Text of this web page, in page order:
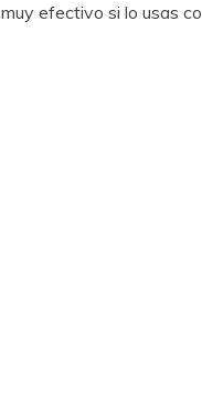
efectivo si lo usas